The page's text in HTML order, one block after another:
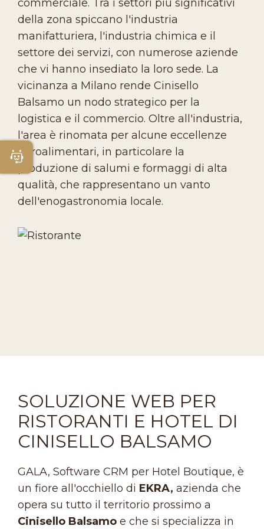
commerciale. Tra i settori più significativi
della zona spiccano l'industria
manifatturiera, l'industria chimica e il
settore dei servizi, con numerose aziende
che vi hanno insediato la loro sede. La
vicinanza a Milano rende Cinisello
Balsamo un nodo strategico per la
logistica e il commercio. Oltre all'industria,
l'area è rinomata per alcune eccellenze
agroalimentari, in particolare la
produzione di salumi e formaggi di alta
qualità, che rappresentano un vanto
dell'enogastronomia locale.
SOLUZIONE WEB PER
RISTORANTI E HOTEL DI
CINISELLO BALSAMO
GALA, Software CRM per Hotel Boutique, è
un fiore all'occhiello di EKRA, azienda che
opera su tutto il territorio prossimo a
Cinisello Balsamo e che si specializza in
Apri Chatbot